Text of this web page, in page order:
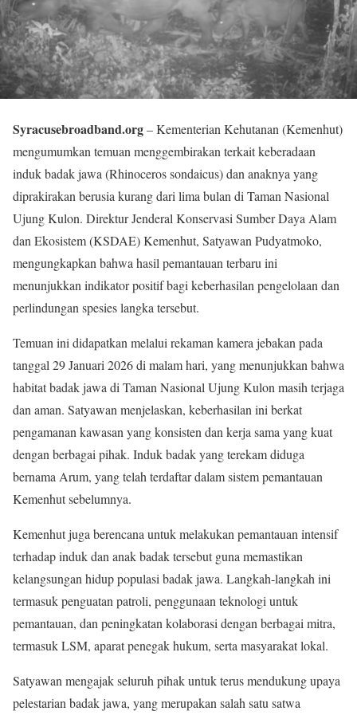
Syracusebroadband.org– Kementerian Kehutanan (Kemenhut)
mengumumkan temuan menggembirakan terkait keberadaan
induk badak jawa (Rhinoceros sondaicus) dan anaknya yang
diprakirakan berusia kurang dari lima bulan di Taman Nasional
Ujung Kulon. Direktur Jenderal Konservasi Sumber Daya Alam
dan Ekosistem (KSDAE) Kemenhut, Satyawan Pudyatmoko,
mengungkapkan bahwa hasil pemantauan terbaru ini
menunjukkan indikator positif bagi keberhasilan pengelolaan dan
perlindungan spesies langka tersebut.
Temuan ini didapatkan melalui rekaman kamera jebakan pada
tanggal 29 Januari 2026 di malam hari, yang menunjukkan bahwa
habitat badak jawa di Taman Nasional Ujung Kulon masih terjaga
dan aman. Satyawan menjelaskan, keberhasilan ini berkat
pengamanan kawasan yang konsisten dan kerja sama yang kuat
dengan berbagai pihak. Induk badak yang terekam diduga
bernama Arum, yang telah terdaftar dalam sistem pemantauan
Kemenhut sebelumnya.
Kemenhut juga berencana untuk melakukan pemantauan intensif
terhadap induk dan anak badak tersebut guna memastikan
kelangsungan hidup populasi badak jawa. Langkah-langkah ini
termasuk penguatan patroli, penggunaan teknologi untuk
pemantauan, dan peningkatan kolaborasi dengan berbagai mitra,
termasuk LSM, aparat penegak hukum, serta masyarakat lokal.
Satyawan mengajak seluruh pihak untuk terus mendukung upaya
pelestarian badak jawa, yang merupakan salah satu satwa